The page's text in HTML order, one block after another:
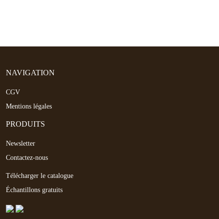
pour toutes les professionnelles souhaitant proposer des
complète et sensorielle.
NAVIGATION
CGV
Mentions légales
PRODUITS
Newsletter
Contactez-nous
Télécharger le catalogue
Échantillons gratuits